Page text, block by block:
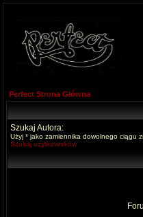
Perfect Strona Główna
Szukaj Autora:
Użyj * jako zamiennika dowolnego ciągu
Szukaj użytkowników